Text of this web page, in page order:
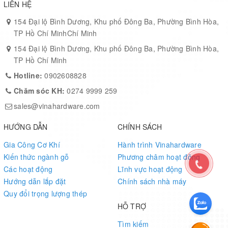
LIÊN HỆ
154 Đại lộ Bình Dương, Khu phố Đông Ba, Phường Bình Hòa,
TP Hồ Chí MinhChí Minh
154 Đại lộ Bình Dương, Khu phố Đông Ba, Phường Bình Hòa,
TP Hồ Chí Minh
Hotline:0902608828
Chăm sóc KH:0274 9999 259
sales@vinahardware.com
HƯỚNG DẪN
Gia Công Cơ Khí
Kiến thức ngành gỗ
Các hoạt động
Hướng dẫn lắp đặt
Quy đổi trọng lượng thép
CHÍNH SÁCH
Hành trình Vinahardware
Phương châm hoạt động
Lĩnh vực hoạt động
Chính sách nhà máy
HỖ TRỢ
Tìm kiếm